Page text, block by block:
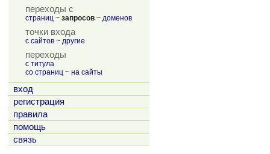
переходы с
страниц ~ запросов ~ доменов
точки входа
с сайтов ~ другие
переходы
с титула
со страниц ~ на сайты
вход
регистрация
правила
помощь
связь